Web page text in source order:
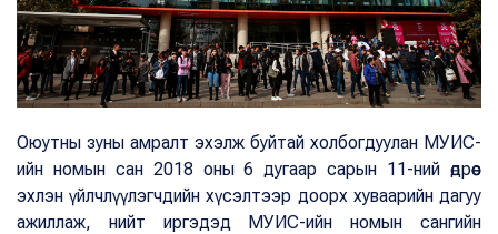
Оюутны зуны амралт эхэлж буйтай холбогдуулан МУИС-
ийн номын сан 2018 оны 6 дугаар сарын 11-ний өдрөөс
эхлэн үйлчлүүлэгчдийн хүсэлтээр доорх хуваарийн дагуу
ажиллаж, нийт иргэдэд МУИС-ийн номын сангийн